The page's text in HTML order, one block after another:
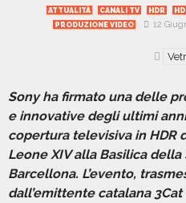
ATTUALITÀ CANALI TV HDR
PRODUZIONE VIDEO
12
Sony ha firmato una delle
e innovative degli ultimi
copertura televisiva in HDR
Leone XIV alla Basilica della
Barcellona. L’evento,
dall’emittente catalana